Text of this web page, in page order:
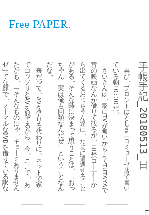
Free PAPER.
手
帳
手
記
_20180513_
日
再
び、
プ
ロ
ン
ト
は
と
し
ま
エ
コ
ミ
ュ
ゼ
店
で
書
い
て
い
る
朝
10:30
だ。
さ
い
き
ん
は、
家
に
TV
が
無
い
か
ら
よ
く
TUTAYA
で
昔
の
映
画
な
ん
か
借
り
て
観
る
が、
18
禁
コ
ナ
か
ら
出
て
く
る
お
っ
ち
ゃ
ん
達
に、
た
ま
に
遭
遇
す
る
こ
と
が
あ
る。
そ
ん
な
時
に
決
ま
っ
て
思
う
こ
と
は、
﹁
お
っ
ち
ゃ
ん、
実
は
俺
も
同
類
な
ん
だ
ぜ
﹂
と
い
う
こ
と
な
ん
だ
な。
表
だ
っ
て、
AV
を
借
り
る
代
わ
り
に、
ネ
ッ
ト
で
家
で
コ
ッ
ソ
リ
と
AV
を
観
て
る
か
ら、
今、
こ
こ
で、
あ
た
か
も、
﹁
そ
ん
な
も
の
に
ゃ、
キ
ョ
丨
ミ
あ
り
ま
せ
ん
ゼ
﹂
て
な
顔
で、
ノ
マ
ル
な
DVD
を
借
り
て
い
る
訳
な